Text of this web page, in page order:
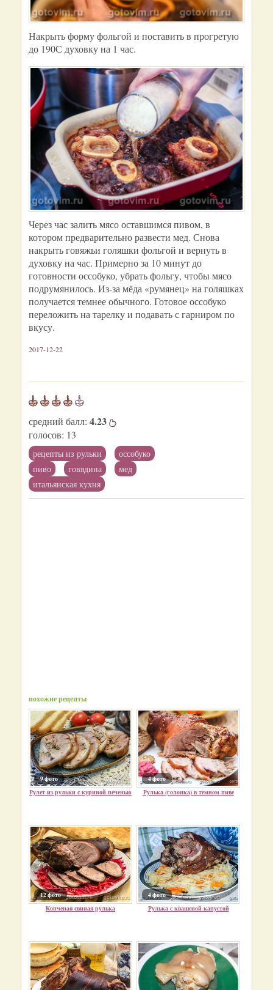
Накрыть форму фольгой и поставить в прогретую
до 190С духовку на 1 час.
Через час залить мясо оставшимся пивом, в
котором предварительно развести мед. Снова
накрыть говяжьи голяшки фольгой и вернуть в
духовку на час. Примерно за 10 минут до
готовности оссобуко, убрать фольгу, чтобы мясо
подрумянилось. Из-за мёда «румянец» на голяшках
получается темнее обычного. Готовое оссобуко
переложить на тарелку и подавать с гарниром по
вкусу.
2017-12-22
средний балл: 4.23
голосов: 13
рецепты из рульки
оссобуко
пиво
говядина
мед
итальянская кухня
похожие рецепты
9 фото
Рулет из рульки с куриной печенью
4 фото
Рулька (голонка) в темном пиве
12 фото
Копченая свиная рулька
4 фото
Рулька с квашеной капустой